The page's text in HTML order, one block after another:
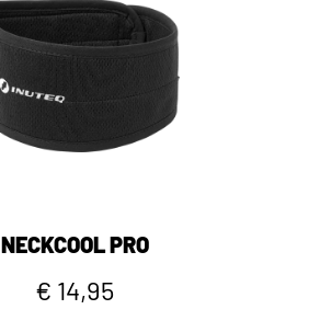
NECKCOOL PRO
€ 14,95